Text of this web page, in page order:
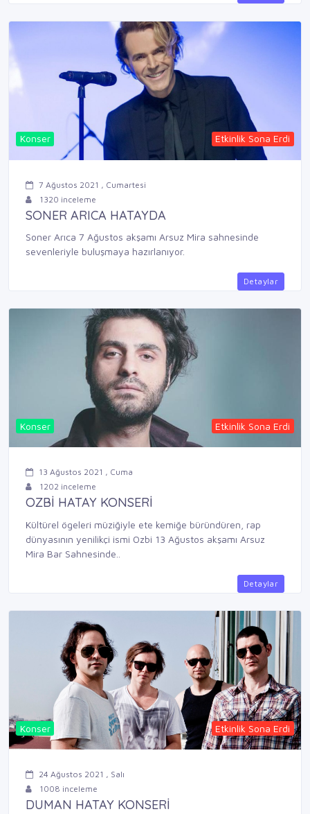
Konser Etkinlik Sona Erdi
7 Ağustos 2021 , Cumartesi
1320 inceleme
SONER ARICA HATAYDA
Soner Arıca 7 Ağustos akşamı Arsuz Mira sahnesinde
sevenleriyle buluşmaya hazırlanıyor.
Detaylar
Konser Etkinlik Sona Erdi
13 Ağustos 2021 , Cuma
1202 inceleme
OZBİ HATAY KONSERİ
Kültürel ögeleri müziğiyle ete kemiğe büründüren, rap
dünyasının yenilikçi ismi Ozbi 13 Ağustos akşamı Arsuz
Mira Bar Sahnesinde..
Detaylar
Konser Etkinlik Sona Erdi
24 Ağustos 2021 , Salı
1008 inceleme
DUMAN HATAY KONSERİ